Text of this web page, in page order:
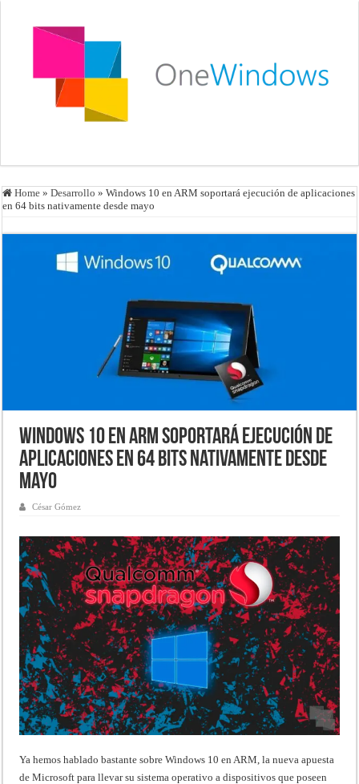
Home » Desarrollo » Windows 10 en ARM soportará ejecución de aplicaciones
en 64 bits nativamente desde mayo
Windows 10 en ARM soportará ejecución de
aplicaciones en 64 bits nativamente desde
mayo
César Gómez
Ya hemos hablado bastante sobre Windows 10 en ARM, la nueva apuesta
de Microsoft para llevar su sistema operativo a dispositivos que poseen